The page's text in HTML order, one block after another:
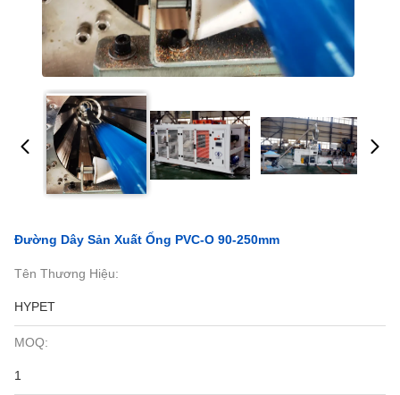
Đường Dây Sản Xuất Ống PVC-O 90-250mm
Tên Thương Hiệu:
HYPET
MOQ:
1